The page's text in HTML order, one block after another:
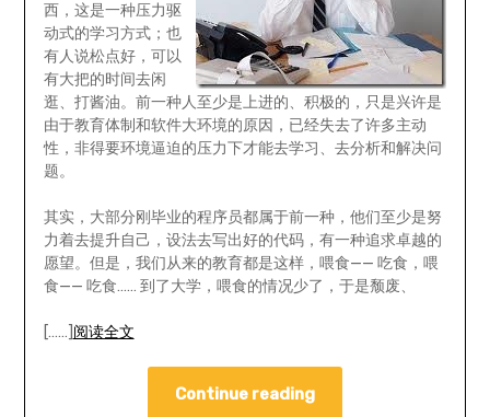
西，这是一种压力驱
动式的学习方式；也
有人说松点好，可以
有大把的时间去闲
逛、打酱油。前一种人至少是上进的、积极的，只是兴许是
由于教育体制和软件大环境的原因，已经失去了许多主动
性，非得要环境逼迫的压力下才能去学习、去分析和解决问
题。
其实，大部分刚毕业的程序员都属于前一种，他们至少是努
力着去提升自己，设法去写出好的代码，有一种追求卓越的
愿望。但是，我们从来的教育都是这样，喂食—— 吃食，喂
食—— 吃食…… 到了大学，喂食的情况少了，于是颓废、
[……] 阅读全文
Continue reading